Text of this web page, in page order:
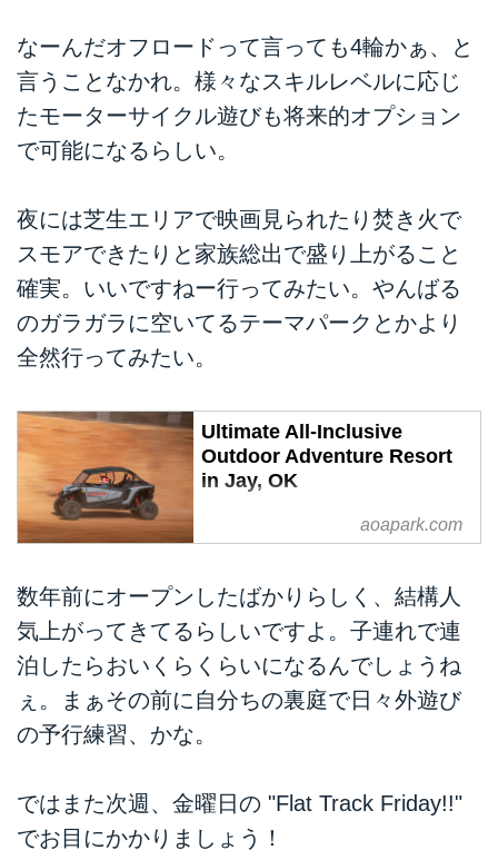
なーんだオフロードって言っても4輪かぁ、と
言うことなかれ。様々なスキルレベルに応じ
たモーターサイクル遊びも将来的オプション
で可能になるらしい。
夜には芝生エリアで映画見られたり焚き火で
スモアできたりと家族総出で盛り上がること
確実。いいですねー行ってみたい。やんばる
のガラガラに空いてるテーマパークとかより
全然行ってみたい。
Ultimate All-Inclusive
Outdoor Adventure Resort
in Jay, OK
All-inclusive stay at an outdoor
adventure resort. Food,
activities included. VIP service.
Simple, quick booking for your
getaway.
aoapark.com
数年前にオープンしたばかりらしく、結構人
気上がってきてるらしいですよ。子連れで連
泊したらおいくらくらいになるんでしょうね
ぇ。まぁその前に自分ちの裏庭で日々外遊び
の予行練習、かな。
ではまた次週、金曜日の "Flat Track Friday!!"
でお目にかかりましょう！